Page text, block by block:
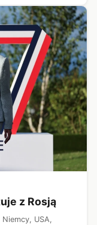
z Rosją
USA,